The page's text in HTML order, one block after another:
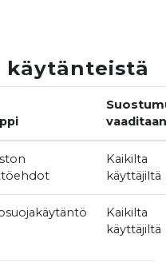
käytänteistä
vaaditaan
Kaikilta
käyttäjiltä
Kaikilta
käyttäjiltä